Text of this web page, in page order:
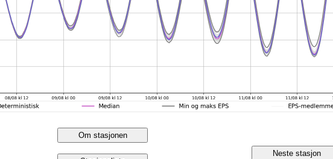
Om stasjonen
Neste stasjon